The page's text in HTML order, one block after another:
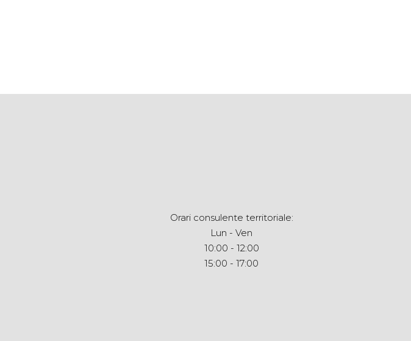
Orari consulente territoriale:
Lun - Ven
10:00 - 12:00
15:00 - 17:00